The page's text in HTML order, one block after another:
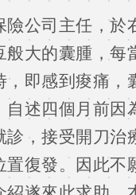
險公司主任，於
般大的囊腫，每
，即感到痠痛，
自述四個月前因
，接受開刀治
置復發。因此不